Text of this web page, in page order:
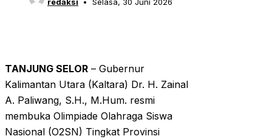
redaksi Selasa, 30 Juni 2026
TANJUNG SELOR – Gubernur
Kalimantan Utara (Kaltara) Dr. H. Zainal
A. Paliwang, S.H., M.Hum. resmi
membuka Olimpiade Olahraga Siswa
Nasional (O2SN) Tingkat Provinsi